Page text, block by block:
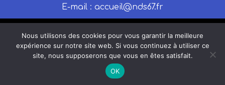
E-mail : accueil@nds67.fr
© 2025 nds67 | Un site produit par Claire
Mentions légales
Nous utilisons des cookies pour vous garantir la meilleure
expérience sur notre site web. Si vous continuez à utiliser ce
site, nous supposerons que vous en êtes satisfait.
OK